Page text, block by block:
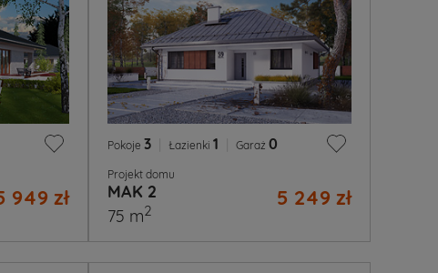
949 zł
Pokoje 3 Łazienki 1 Garaż 0
Projekt domu
MAK 2 5 249 zł
75 m2